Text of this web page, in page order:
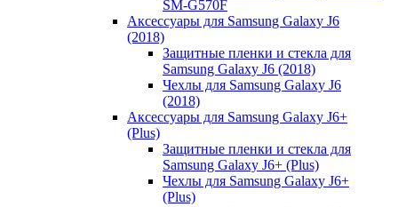
SM-G570F
Аксессуары для Samsung Galaxy J6
(2018)
Защитные пленки и стекла для
Samsung Galaxy J6 (2018)
Чехлы для Samsung Galaxy J6
(2018)
Аксессуары для Samsung Galaxy J6+
(Plus)
Защитные пленки и стекла для
Samsung Galaxy J6+ (Plus)
Чехлы для Samsung Galaxy J6+
(Plus)